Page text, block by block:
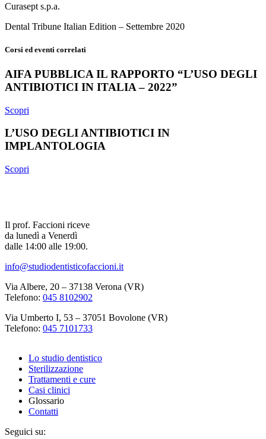
Curasept s.p.a.
Dental Tribune Italian Edition – Settembre 2020
Corsi ed eventi correlati
AIFA PUBBLICA IL RAPPORTO “L’USO DEGLI
ANTIBIOTICI IN ITALIA – 2022”
Scopri
L’USO DEGLI ANTIBIOTICI IN
IMPLANTOLOGIA
Scopri
Il prof. Faccioni riceve
da lunedì a Venerdì
dalle 14:00 alle 19:00.
info@studiodentisticofaccioni.it
Via Albere, 20 – 37138 Verona (VR)
Telefono: 045 8102902
Via Umberto I, 53 – 37051 Bovolone (VR)
Telefono: 045 7101733
Lo studio dentistico
Sterilizzazione
Trattamenti e cure
Casi clinici
Glossario
Contatti
Seguici su: